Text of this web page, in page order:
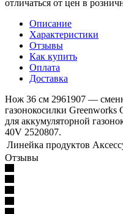
отличаться от цен в
Описание
Характеристики
Отзывы
Как купить
Оплата
Доставка
Нож 36 см 2961907 —
газонокосилки
для аккумуляторной
40V 2520807.
Линейка продуктов
Отзывы